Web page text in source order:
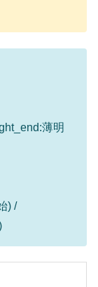
薄明
) /